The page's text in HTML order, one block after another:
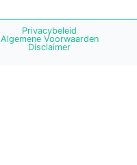
Privacybeleid
Algemene Voorwaarden
Disclaimer